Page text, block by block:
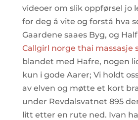
videoer om slik oppførsel jo
for deg å vite og forstå hva
Gaardene saaes Byg, og
Callgirl norge thai massasje
blandet med Hafre, nogen
kun i gode Aarer; Vi holdt
av elven og møtte et kort
under Revdalsvatnet 895
litt etter en rute ned. Ivan